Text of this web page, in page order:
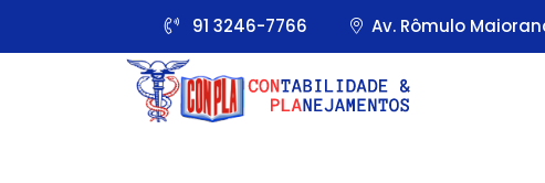
91 3246-7766 Av. Rômulo